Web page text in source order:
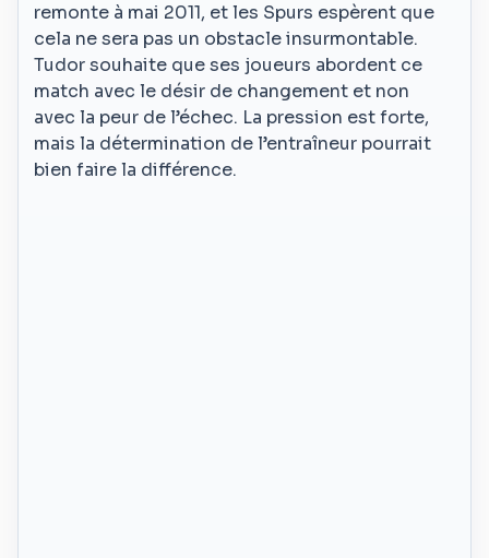
remonte à mai 2011, et les Spurs espèrent que
cela ne sera pas un obstacle insurmontable.
Tudor souhaite que ses joueurs abordent ce
match avec le désir de changement et non
avec la peur de l’échec. La pression est forte,
mais la détermination de l’entraîneur pourrait
bien faire la différence.